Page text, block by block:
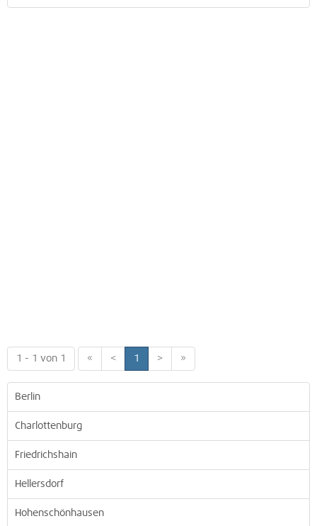
1 - 1 von 1 « < 1 > »
Berlin
Charlottenburg
Friedrichshain
Hellersdorf
Hohenschönhausen